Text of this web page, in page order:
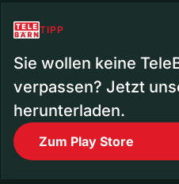
TIPP
Sie wollen keine
verpassen? Jetzt
herunterladen.
Zum Play Store